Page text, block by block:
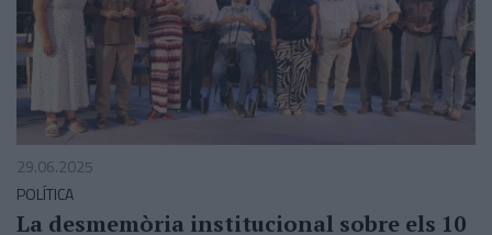
29.06.2025
POLÍTICA
La desmemòria institucional sobre els 10